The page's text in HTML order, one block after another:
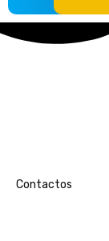
Contactos